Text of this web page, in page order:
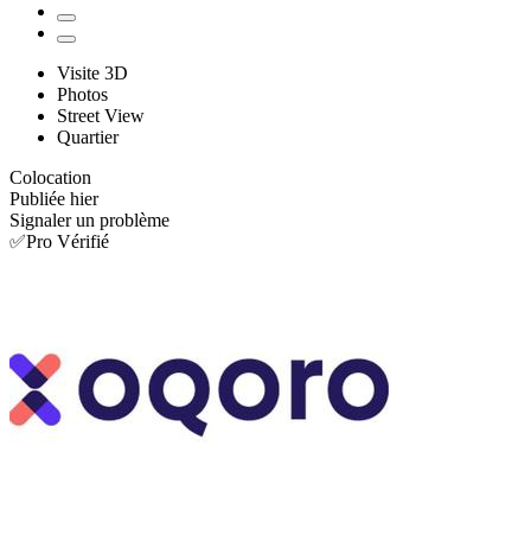
Visite 3D
Photos
Street View
Quartier
Colocation
Publiée hier
Signaler un problème
✅Pro Vérifié